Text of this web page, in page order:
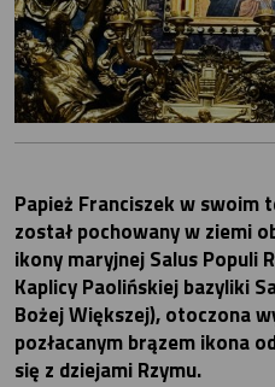
Papież Franciszek w swoim
został pochowany w ziemi
ikony maryjnej Salus Populi
Kaplicy Paolińskiej bazyliki
Bożej Większej), otoczona
pozłacanym brązem ikona
się z dziejami Rzymu.